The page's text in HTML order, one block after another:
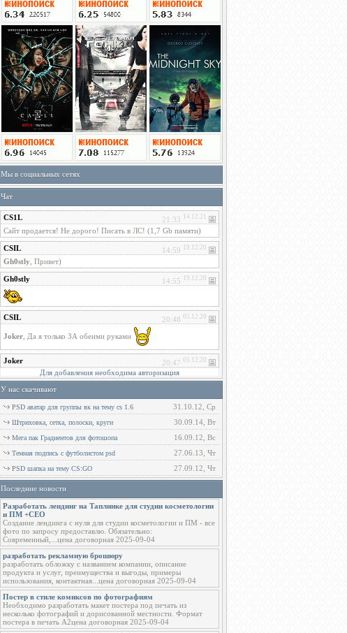
Мы в социальных сетях
Чат
Для добавления необходима авторизация
У нас скачивают
31.10.12, Ср
PSD аватар для группы вк на тему cs 1.6
30.09.14, Вт
Штриховка, сетка, полоски, круги
16.09.12, Вс
Мега пак Градиентов для фотошопа
27.06.13, Чт
Темная подпись с футболистом psd
27.09.12, Чт
PSD шапка на тему CS:GO
Последние новости
Разработать лендинг на Таплинке для студии косметологии
и ПМ +СЕО
Создание лендинга с нуля для студии косметологии и ПМ - все
фото по запросу предоставлю. Обязательно:
Современный,...цена договорная 2025-09-04
разработать рекламную брошюру
разработать обложку с названием компании, описание
продукта и услуг, преимущества и выгоды, примеры
использования, контактная...цена договорная 2025-09-04
Постер в стиле комиксов по фотографиям
Необходимо разработать макет постера под печать из
несколько фотографий и дорисованной местности. Формат
постера в печать А2цена договорная 2025-09-04